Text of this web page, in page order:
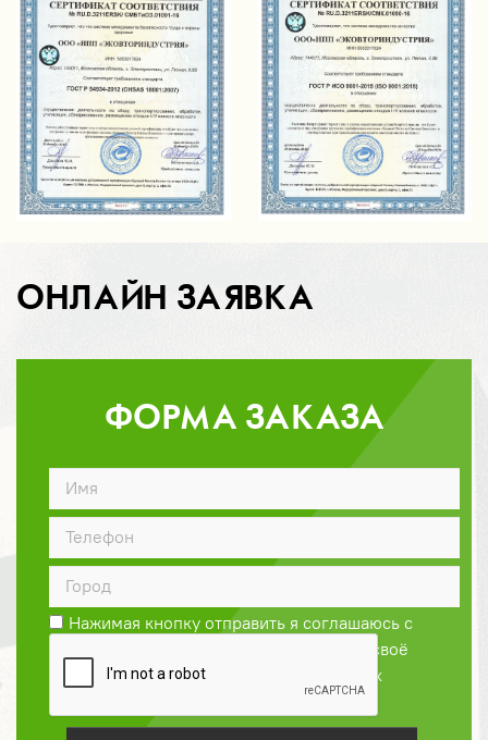
ОНЛАЙН ЗАЯВКА
ФОРМА ЗАКАЗА
Нажимая кнопку отправить я соглашаюсь с
и даю своё
согласие на обработку персональных